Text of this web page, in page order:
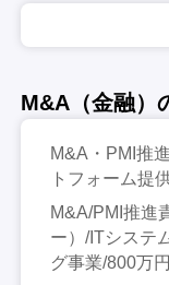
M&A（金融）
M&A・PMI推
トフォーム提
M&A/PMI推進
ー）/ITシステ
グ事業/800万